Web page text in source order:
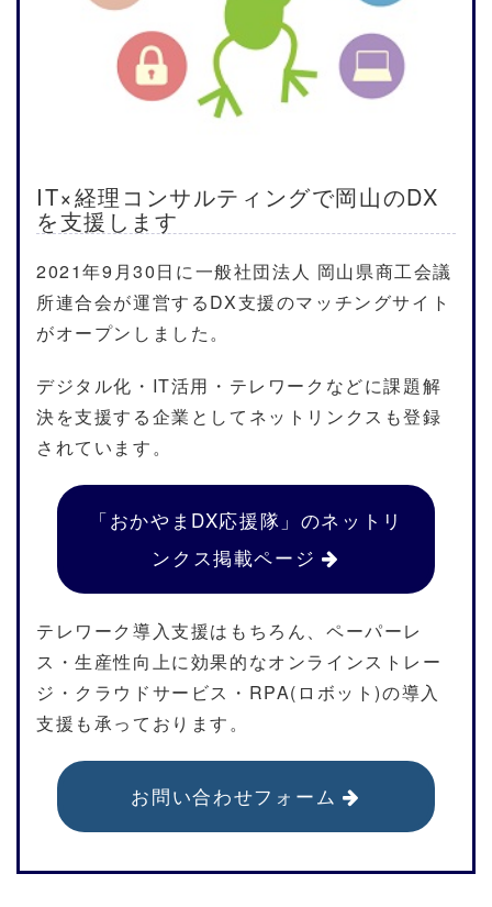
IT×経理コンサルティングで岡山のDX
を支援します
2021年9月30日に一般社団法人 岡山県商工会議
所連合会が運営するDX支援のマッチングサイト
がオープンしました。
デジタル化・IT活用・テレワークなどに課題解
決を支援する企業としてネットリンクスも登録
されています。
「おかやまDX応援隊」のネットリ
ンクス掲載ページ
テレワーク導入支援はもちろん、ペーパーレ
ス・生産性向上に効果的なオンラインストレー
ジ・クラウドサービス・RPA(ロボット)の導入
支援も承っております。
お問い合わせフォーム